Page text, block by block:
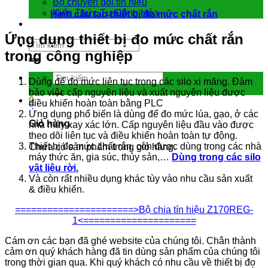
Kiến Thức Tự Động Hóa
Tìm
kiếm:
Tìm
kiếm:
0
Giỏ hàng
Chưa có sản phẩm trong giỏ hàng.
Hình cấu tạo thiết bị đo mức chất rắn
Ứng dụng thiết bị đo mức chất rắn
trong công nghiệp
Dùng để đo mức liên tục trong các silo xi măng. Đảm
bảo việc cấp nguyên liệu và xuất nguyên liệu được
điều khiển hoàn toàn bằng PLC
Ứng dụng phổ biến là dùng để đo mức lúa, gạo, ở các
nhà máy xay xác lớn. Cấp nguyên liệu đầu vào được
theo dõi liên tục và điều khiển hoàn toàn tự động.
Thiết bị đo mức chất rắn, còn được dùng trong các nhà
máy thức ăn, gia súc, thủy sản,… Dùng trong các silo
vật liệu rời.
Và còn rất nhiều dụng khác tùy vào nhu cầu sản xuất
& điều khiển.
======================>Bộ chia tín hiệu Z170REG-
1<=====================
Cám ơn các bạn đã ghé website của chúng tôi. Chân thành
cảm ơn quý khách hàng đã tin dùng sản phẩm của chúng tôi
trong thời gian qua. Khi quý khách có nhu cầu về thiết bị đo